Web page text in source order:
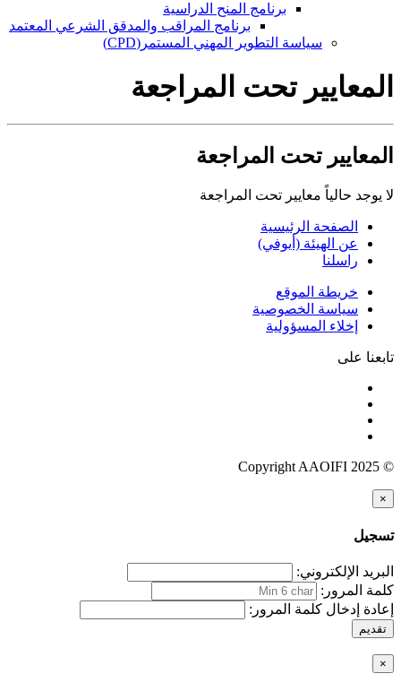
برنامج المنح الدراسية
برنامج المراقب والمدقق الشرعي المعتمد
سياسة التطوير المهني المستمر(CPD)
المعايير تحت المراجعة
المعايير تحت المراجعة
لا يوجد حالياً معايير تحت المراجعة
الصفحة الرئيسية
عن الهيئة (أيوفي)
راسلنا
خريطة الموقع
سياسة الخصوصية
إخلاء المسؤولية
تابعنا على
© Copyright AAOIFI 2025
×
تسجيل
البريد الإلكتروني:
كلمة المرور:
إعادة إدخال كلمة المرور:
تقديم
×